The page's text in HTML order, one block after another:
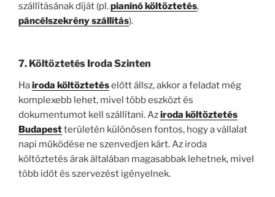
szállításának díját (pl.pianínó költöztetés,
páncélszekrény szállítás).
7. Költöztetés Iroda Szinten
Hairoda költöztetéselőtt állsz, akkor a feladat még
komplexebb lehet, mivel több eszközt és
dokumentumot kell szállítani. Aziroda költöztetés
Budapestterületén különösen fontos, hogy a vállalat
napi működése ne szenvedjen kárt. Az iroda
költöztetés árak általában magasabbak lehetnek, mivel
több időt és szervezést igényelnek.